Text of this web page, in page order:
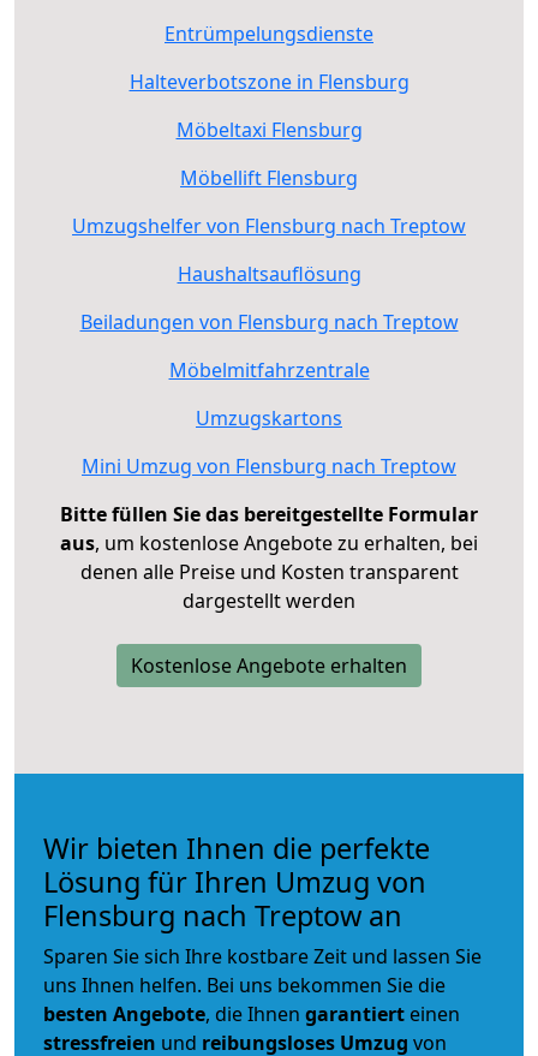
Entrümpelungsdienste
Halteverbotszone in Flensburg
Möbeltaxi Flensburg
Möbellift Flensburg
Umzugshelfer von Flensburg nach Treptow
Haushaltsauflösung
Beiladungen von Flensburg nach Treptow
Möbelmitfahrzentrale
Umzugskartons
Mini Umzug von Flensburg nach Treptow
Bitte füllen Sie das bereitgestellte Formular
aus, um kostenlose Angebote zu erhalten, bei
denen alle Preise und Kosten transparent
dargestellt werden
Kostenlose Angebote erhalten
Wir bieten Ihnen die perfekte
Lösung für Ihren Umzug von
Flensburg nach Treptow an
Sparen Sie sich Ihre kostbare Zeit und lassen Sie
uns Ihnen helfen. Bei uns bekommen Sie die
besten Angebote, die Ihnen garantiert einen
stressfreien und reibungsloses Umzug von